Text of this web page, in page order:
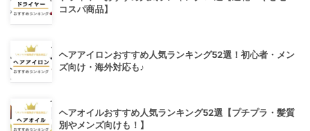
コスパ商品】
ヘアアイロンおすすめ人気ランキング52選！初心者・メン
ズ向け・海外対応も♪
ヘアオイルおすすめ人気ランキング52選【プチプラ・髪質
別やメンズ向けも！】